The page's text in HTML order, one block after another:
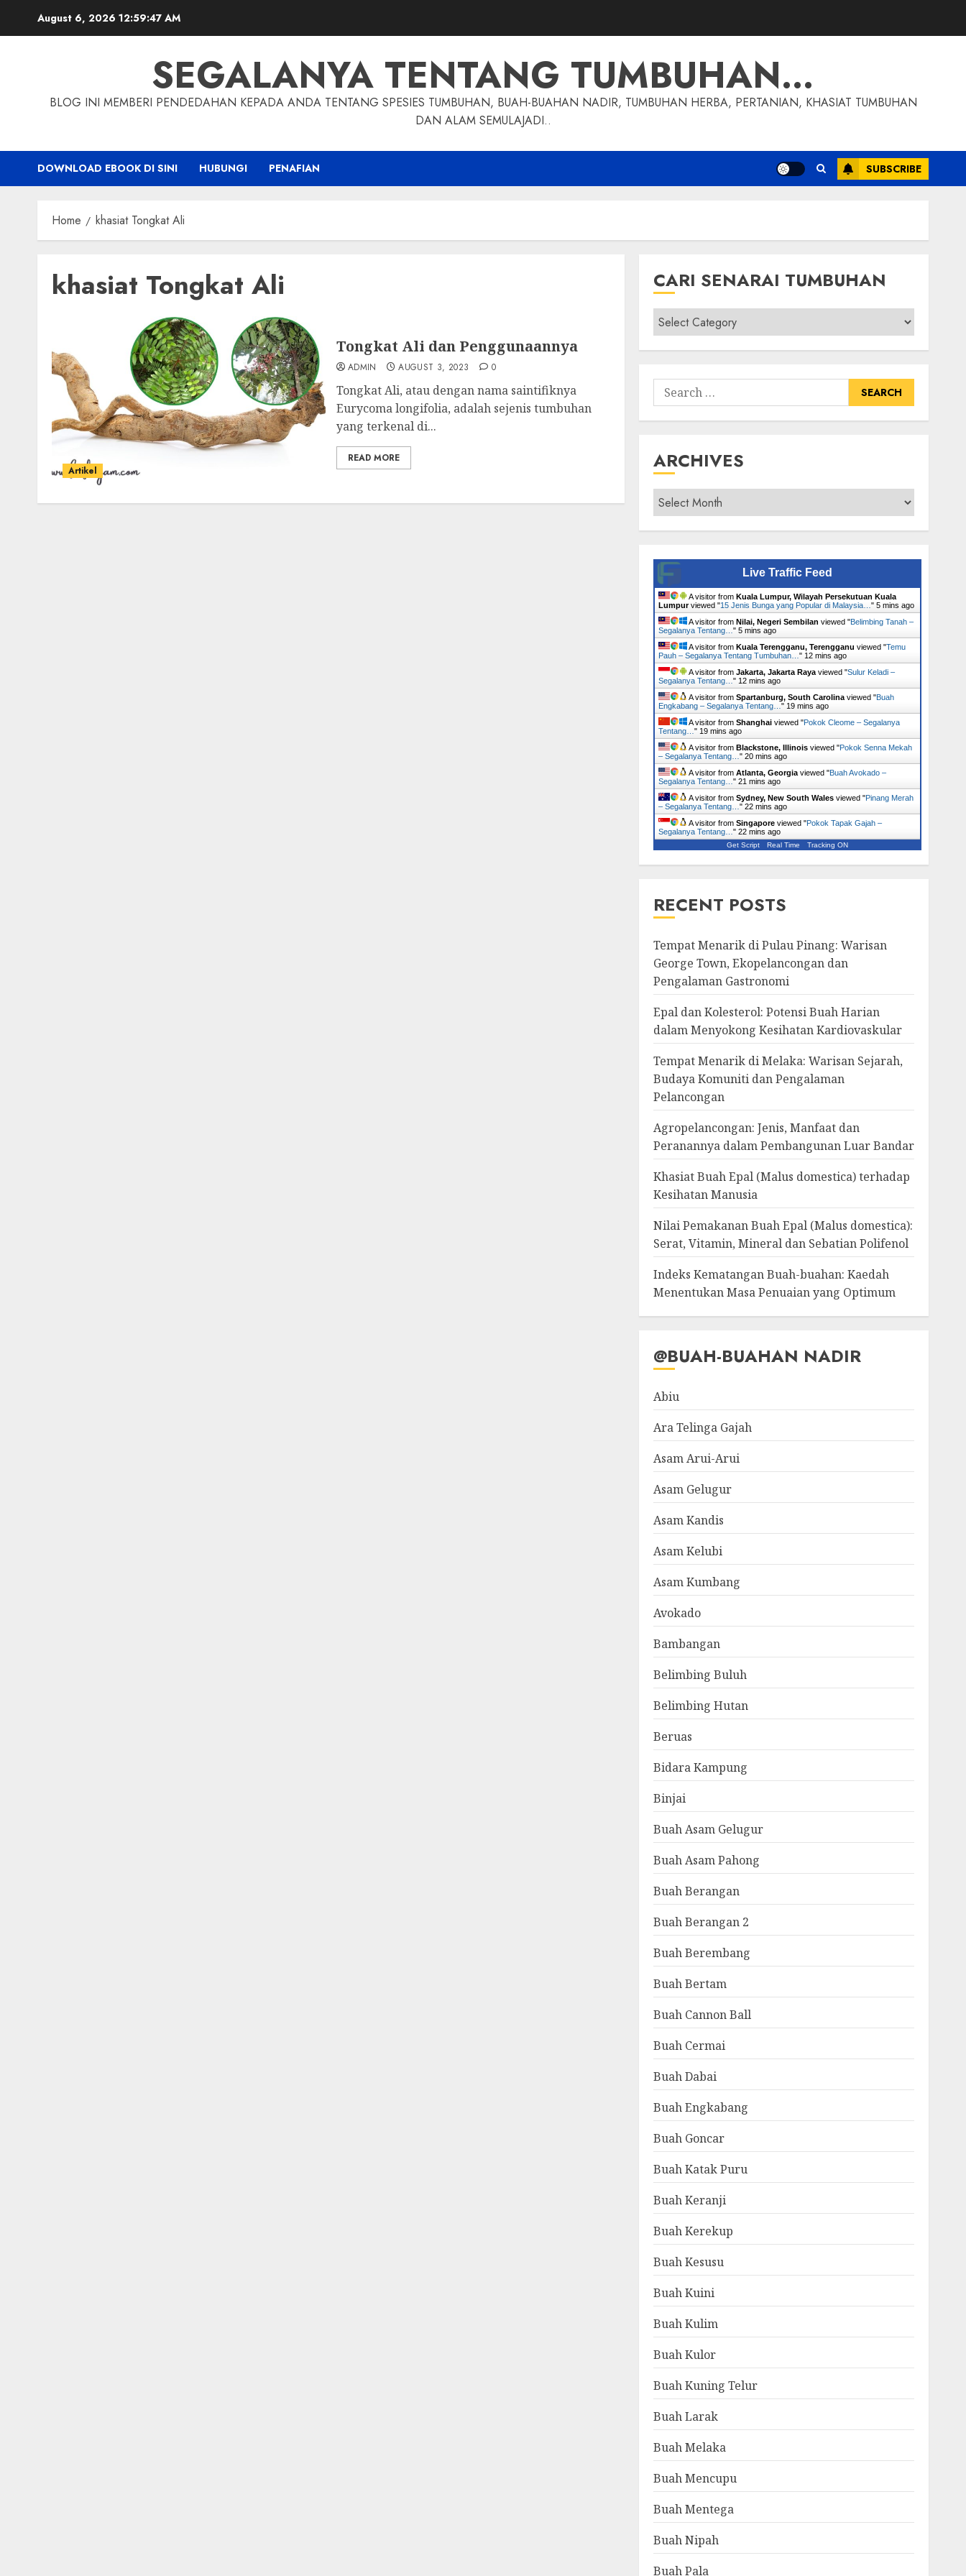
August 6, 2026 12:59:48 AM
SEGALANYA TENTANG TUMBUHAN…
BLOG INI MEMBERI PENDEDAHAN KEPADA ANDA TENTANG SPESIES TUMBUHAN, BUAH-BUAHAN NADIR, TUMBUHAN HERBA, PERTANIAN, KHASIAT TUMBUHAN
DAN ALAM SEMULAJADI..
DOWNLOAD EBOOK DI SINI HUBUNGI PENAFIAN SUBSCRIBE
Home khasiat Tongkat Ali
khasiat Tongkat Ali
Artikel
Tongkat Ali dan Penggunaannya
ADMIN AUGUST 3, 2023 0
Tongkat Ali, atau dengan nama saintifiknya
Eurycoma longifolia, adalah sejenis tumbuhan
yang terkenal di...
READ MORE
CARI SENARAI TUMBUHAN
Cari
Senarai
Tumbuhan
Search
for:
ARCHIVES
Archives
Live Traffic Feed
A visitor from Kuala Lumpur, Wilayah Persekutuan Kuala
Lumpurviewed "15 Jenis Bunga yang Popular di Malaysia… " 5 mins ago
A visitor from Nilai, Negeri Sembilan viewed "Belimbing Tanah –
Segalanya Tentang… " 5 mins ago
A visitor from Kuala Terengganu, Terengganu viewed "Temu
Pauh – Segalanya Tentang Tumbuhan… " 12 mins ago
A visitor from Jakarta, Jakarta Rayaviewed "Sulur Keladi –
Segalanya Tentang… " 12 mins ago
A visitor from Spartanburg, South Carolinaviewed "Buah
Engkabang – Segalanya Tentang… " 19 mins ago
A visitor from Shanghaiviewed "Pokok Cleome – Segalanya
Tentang… " 19 mins ago
A visitor from Blackstone, Illinoisviewed "Pokok Senna Mekah
– Segalanya Tentang… " 20 mins ago
A visitor from Atlanta, Georgiaviewed "Buah Avokado –
Segalanya Tentang… " 21 mins ago
A visitor from Sydney, New South Walesviewed "Pinang Merah
– Segalanya Tentang… " 22 mins ago
A visitor from Singaporeviewed "Pokok Tapak Gajah –
Segalanya Tentang… " 22 mins ago
Get Script Real Time Tracking ON
RECENT POSTS
Tempat Menarik di Pulau Pinang: Warisan
George Town, Ekopelancongan dan
Pengalaman Gastronomi
Epal dan Kolesterol: Potensi Buah Harian
dalam Menyokong Kesihatan Kardiovaskular
Tempat Menarik di Melaka: Warisan Sejarah,
Budaya Komuniti dan Pengalaman
Pelancongan
Agropelancongan: Jenis, Manfaat dan
Peranannya dalam Pembangunan Luar Bandar
Khasiat Buah Epal (Malus domestica) terhadap
Kesihatan Manusia
Nilai Pemakanan Buah Epal (Malus domestica):
Serat, Vitamin, Mineral dan Sebatian Polifenol
Indeks Kematangan Buah-buahan: Kaedah
Menentukan Masa Penuaian yang Optimum
@BUAH-BUAHAN NADIR
Abiu
Ara Telinga Gajah
Asam Arui-Arui
Asam Gelugur
Asam Kandis
Asam Kelubi
Asam Kumbang
Avokado
Bambangan
Belimbing Buluh
Belimbing Hutan
Beruas
Bidara Kampung
Binjai
Buah Asam Gelugur
Buah Asam Pahong
Buah Berangan
Buah Berangan 2
Buah Berembang
Buah Bertam
Buah Cannon Ball
Buah Cermai
Buah Dabai
Buah Engkabang
Buah Goncar
Buah Katak Puru
Buah Keranji
Buah Kerekup
Buah Kesusu
Buah Kuini
Buah Kulim
Buah Kulor
Buah Kuning Telur
Buah Larak
Buah Melaka
Buah Mencupu
Buah Mentega
Buah Nipah
Buah Pala